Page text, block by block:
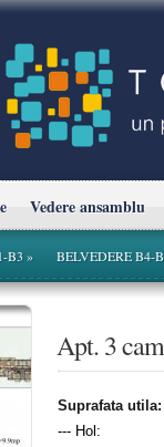
Vedere ansamblu
B3» BELVEDERE B4-
Apt. 3
Suprafata utila:
--- Hol: